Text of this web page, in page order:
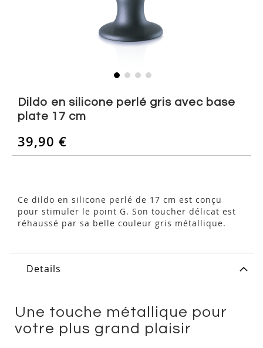
the
beginning
the
images
Dildo en silicone perlé gris avec base
plate 17 cm
39,90 €
Ce dildo en silicone perlé de 17 cm est conçu
pour stimuler le point G. Son toucher délicat est
réhaussé par sa belle couleur gris métallique.
Details
Une touche métallique pour
votre plus grand plaisir